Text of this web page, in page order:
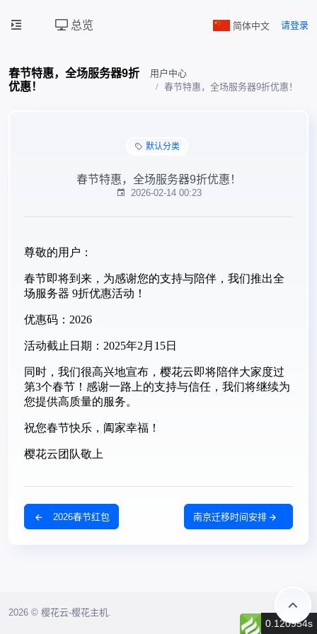
总览 简体中文 请登录
春节特惠，全场服务器9折
优惠！
用户中心
春节特惠，全场服务器9折优惠！
默认分类
春节特惠，全场服务器9折优惠！
2026-02-14 00:23
2026春节红包 南京迁移时间安排
2026 © 樱花云-樱花主机.
0.120954s